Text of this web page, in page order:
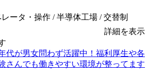
ータ・操作 / 半導体工場 / 交替制
詳細を表示